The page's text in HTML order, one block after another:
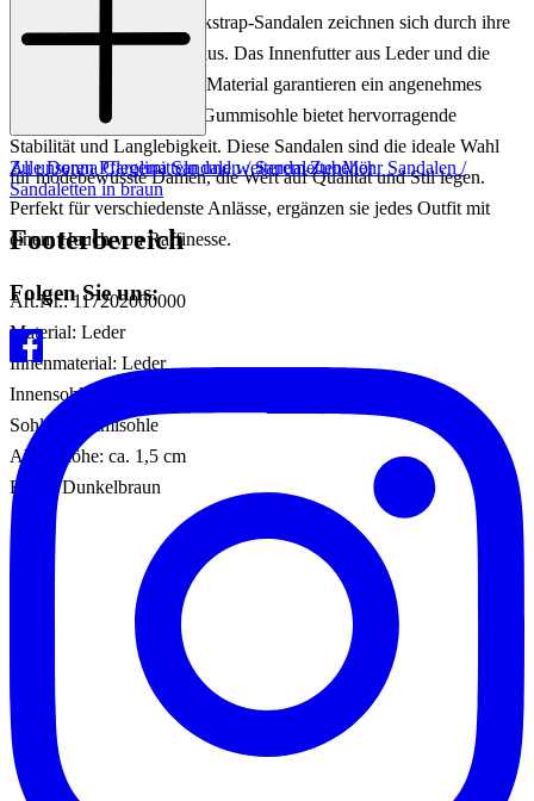
Die Donna Carolina Monkstrap-Sandalen zeichnen sich durch ihre
erstklassigen Materialien aus. Das Innenfutter aus Leder und die
Innensohle aus sonstigem Material garantieren ein angenehmes
Tragegefühl. Die robuste Gummisohle bietet hervorragende
Stabilität und Langlebigkeit. Diese Sandalen sind die ideale Wahl
für modebewusste Damen, die Wert auf Qualität und Stil legen.
Perfekt für verschiedenste Anlässe, ergänzen sie jedes Outfit mit
einem Hauch von Raffinesse.
Art.Nr.: 117202000000
Material: Leder
Innenmaterial: Leder
Innensohle: Sonstiges Material
Sohle: Gummisohle
Absatzhöhe: ca. 1,5 cm
Farbe: Dunkelbraun
Zu unseren Pflegemitteln und weiterem Zubehör
Alle Donna Carolina Sandalen / SandalettenMehr Sandalen /
Sandaletten in braun
Footerbereich
Folgen Sie uns: